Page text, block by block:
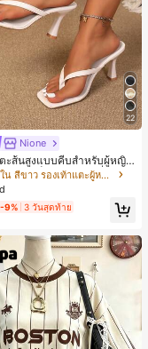
22
Nione
ตะส้นสูงแบบคีบสำหรับผู้หญิง
สิก สีบล็อก สไตล์แฟรี่ฤดูร้อ
องเท้าแตะแบบคีบ รองเท้าแ
ดแฟชั่นสายไขว้ รองเท้าผู้ห
ออฟฟิศ บ้าน กลางแจ้ง ดีไซ
ม ชิคและหรูหรา สำหรับเดทไ
ใน สีขาว รองเท้าแตะผู้หญิง
-9% 3 วันสุดท้าย